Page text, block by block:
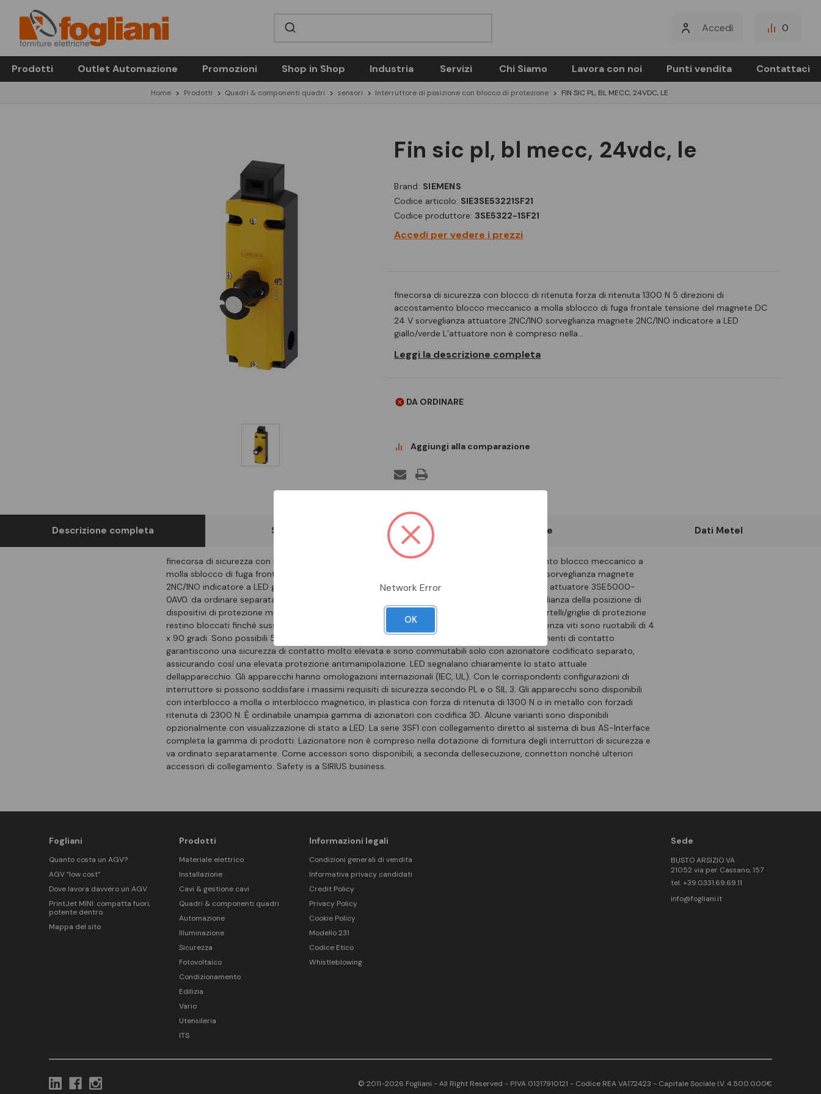
Accedi 0
Prodotti Outlet Automazione Promozioni Shop in Shop Industria Servizi Chi Siamo Lavora con noi Punti vendita Contattaci
Home Prodotti Quadri & componenti quadri sensori Interruttore di posizione con blocco di protezione FIN SIC PL, BL MECC, 24VDC, LE
fin sic pl, bl mecc, 24vdc, le
Brand: SIEMENS
Codice articolo: SIE3SE53221SF21
Codice produttore: 3SE5322-1SF21
Accedi per vedere i prezzi
finecorsa di sicurezza con blocco di ritenuta forza di ritenuta 1300 N 5 direzioni di
accostamento blocco meccanico a molla sblocco di fuga frontale tensione del magnete DC
24 V sorveglianza attuatore 2NC/1NO sorveglianza magnete 2NC/1NO indicatore a LED
giallo/verde L’attuatore non è compreso nella…
Leggi la descrizione completa
DA ORDINARE
Aggiungi alla comparazione
Descrizione completa Scheda Tecnica Documentazione Dati Metel
finecorsa di sicurezza con blocco di ritenuta forza di ritenuta 1300 N 5 direzioni di accostamento blocco meccanico a
molla sblocco di fuga frontale tensione del magnete DC 24 V sorveglianza attuatore 2NC/1NO sorveglianza magnete
2NC/1NO indicatore a LED giallo/verde L’attuatore non è compreso nella dotazione di fornitura. attuatore 3SE5000-
0AV0. da ordinare separatamente Interruttori di sicurezza meccanici SIRIUS 3SE5 per la sorveglianza della posizione di
dispositivi di protezione mobili. Essi assicurano che porte/ripari di protezione, coperture o sportelli/griglie di protezione
restino bloccati finché sussiste uno stato di pericolo. Le testine di comando con montaggio senza viti sono ruotabili di 4
x 90 gradi. Sono possibili 5 direzioni di azionamento dellazionatore, di cui una frontale. Gli elementi di contatto
garantiscono una sicurezza di contatto molto elevata e sono commutabili solo con azionatore codificato separato,
assicurando così una elevata protezione antimanipolazione. LED segnalano chiaramente lo stato attuale
dellapparecchio. Gli apparecchi hanno omologazioni internazionali (IEC, UL). Con le corrispondenti configurazioni di
interruttore si possono soddisfare i massimi requisiti di sicurezza secondo PL e o SIL 3. Gli apparecchi sono disponibili
con interblocco a molla o interblocco magnetico, in plastica con forza di ritenuta di 1300 N o in metallo con forzadi
ritenuta di 2300 N. È ordinabile unampia gamma di azionatori con codifica 3D. Alcune varianti sono disponibili
opzionalmente con visualizzazione di stato a LED. La serie 3SF1 con collegamento diretto al sistema di bus AS-Interface
completa la gamma di prodotti. Lazionatore non è compreso nella dotazione di fornitura degli interruttori di sicurezza e
va ordinato separatamente. Come accessori sono disponibili, a seconda dellesecuzione, connettori nonché ulteriori
accessori di collegamento. Safety is a SIRIUS business.
Fogliani
Quanto costa un AGV?
AGV “low cost”
Dove lavora davvero un AGV
PrintJet MINI: compatta fuori,
potente dentro.
Mappa del sito
Prodotti
Materiale elettrico
Installazione
Cavi & gestione cavi
Quadri & componenti quadri
Automazione
Illuminazione
Sicurezza
Fotovoltaico
Condizionamento
Edilizia
Vario
Utensileria
ITS
Informazioni legali
Condizioni generali di vendita
Informativa privacy candidati
Credit Policy
Privacy Policy
Cookie Policy
Modello 231
Codice Etico
Whistleblowing
Sede
BUSTO ARSIZIO VA
21052 via per Cassano, 157
tel. +39.0331.69.69.11
info@fogliani.it
© 2011-2026 Fogliani - All Right Reserved - P.IVA 01317910121 - Codice REA VA172423 - Capitale Sociale I.V. 4.500.000€
Network Error
OK